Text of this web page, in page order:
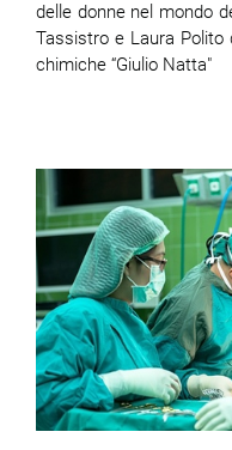
delle donne nel mondo
Tassistro e Laura Polito
chimiche “Giulio Natta"